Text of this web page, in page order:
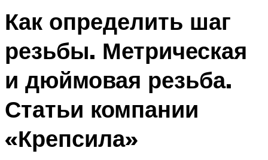
Как определить шаг
резьбы. Метрическая
и дюймовая резьба.
Статьи компании
«Крепсила»